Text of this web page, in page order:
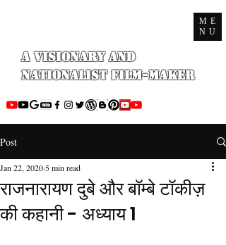
ME
NU
A Visionary and
Nationalist Film-maker
Post
राजनारायण दुबे और बॉम्बे टॉकीज़
की कहानी - अध्याय 1
Jan 22, 2020 5 min read